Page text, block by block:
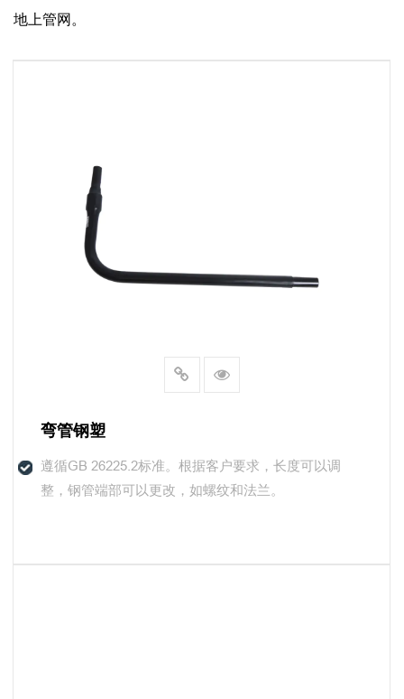
地上管网。
弯管钢塑
遵循GB 26225.2标准。根据客户要求，长度可以调
整，钢管端部可以更改，如螺纹和法兰。